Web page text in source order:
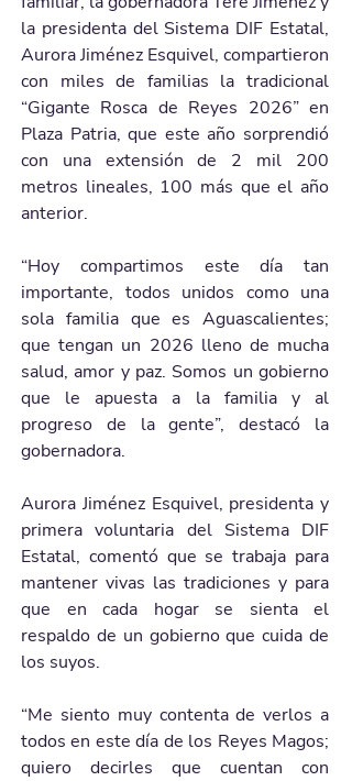
la presidenta del Sistema DIF Estatal,
Aurora Jiménez Esquivel, compartieron
con miles de familias la tradicional
“Gigante Rosca de Reyes 2026” en
Plaza Patria, que este año sorprendió
con una extensión de 2 mil 200
metros lineales, 100 más que el año
anterior.
“Hoy compartimos este día tan
importante, todos unidos como una
sola familia que es Aguascalientes;
que tengan un 2026 lleno de mucha
salud, amor y paz. Somos un gobierno
que le apuesta a la familia y al
progreso de la gente”, destacó la
gobernadora.
Aurora Jiménez Esquivel, presidenta y
primera voluntaria del Sistema DIF
Estatal, comentó que se trabaja para
mantener vivas las tradiciones y para
que en cada hogar se sienta el
respaldo de un gobierno que cuida de
los suyos.
“Me siento muy contenta de verlos a
todos en este día de los Reyes Magos;
quiero decirles que cuentan con